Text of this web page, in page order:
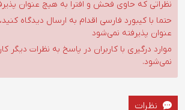
نظراتی که حاوی فحش و افترا به هیچ عنوان
حتما با کیبورد فارسی اقدام به ارسال دیدگاه
عنوان پذیرفته نمی‌شود
موارد درگیری با کاربران در پاسخ به نظرات دیگر
نمی‌شود.
نظرات